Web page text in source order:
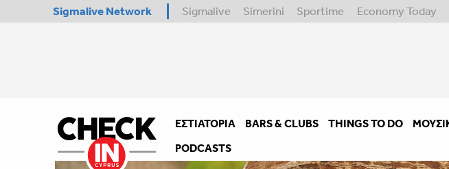
Sigmalive Network Sigmalive Simerini Sportime Economy Today
ΕΣΤΙΑΤΌΡΙΑ BARS & CLUBS THINGS TO DO
PODCASTS